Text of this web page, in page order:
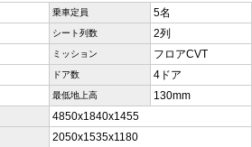
乗車定員 5名
シート列数 2列
ミッション フロアCVT
ドア数 4ドア
最低地上高 130mm
4850x1840x1455
2050x1535x1180